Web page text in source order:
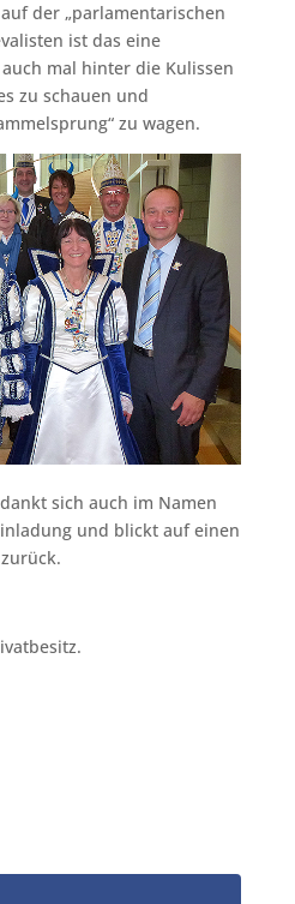
der „parlamentarischen
ist das eine
mal hinter die Kulissen
zu schauen und
zu wagen.
sich auch im Namen
und blickt auf einen